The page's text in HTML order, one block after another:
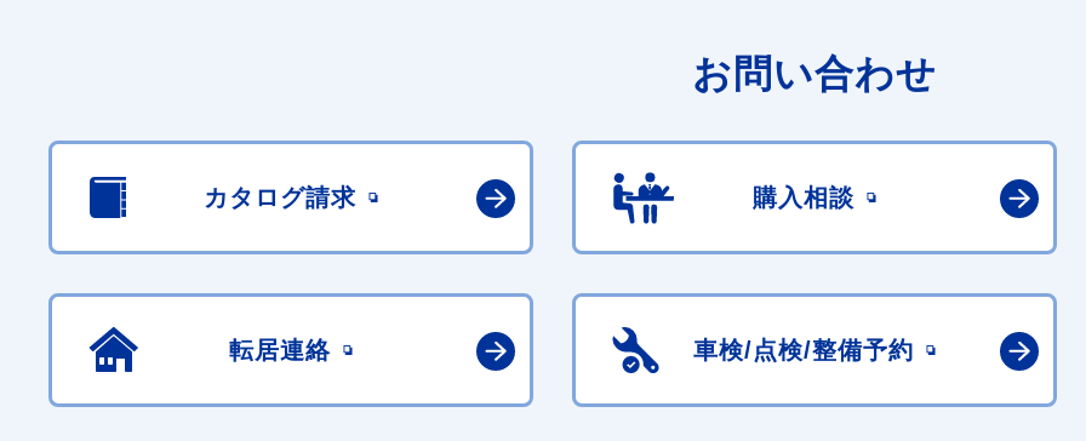
お問い合わせ
カタログ請求 購入相談
転居連絡 車検/点検/整備予約